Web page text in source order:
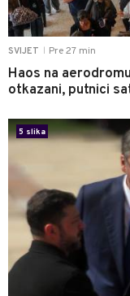
SVIJET Pre 27 min
Haos na
otkazani, putnici
5 slika